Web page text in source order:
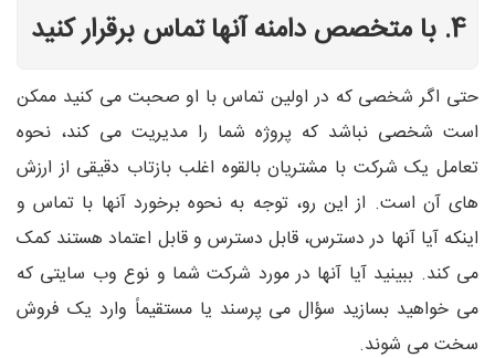
4. با متخصص دامنه آنها تماس برقرار کنید
حتی اگر شخصی که در اولین تماس با او صحبت می کنید ممکن
است شخصی نباشد که پروژه شما را مدیریت می کند، نحوه
تعامل یک شرکت با مشتریان بالقوه اغلب بازتاب دقیقی از ارزش
های آن است. از این رو، توجه به نحوه برخورد آنها با تماس و
اینکه آیا آنها در دسترس، قابل دسترس و قابل اعتماد هستند کمک
می کند. ببینید آیا آنها در مورد شرکت شما و نوع وب سایتی که
می خواهید بسازید سؤال می پرسند یا مستقیماً وارد یک فروش
سخت می شوند.